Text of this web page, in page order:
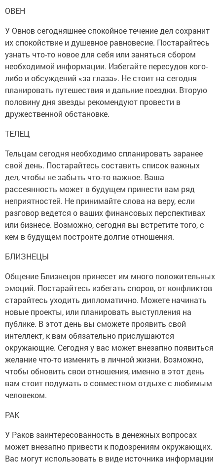
ОВЕН
У Овнов сегодняшнее спокойное течение дел сохранит
их спокойствие и душевное равновесие. Постарайтесь
узнать что-то новое для себя или заняться сбором
необходимой информации. Избегайте пересудов кого-
либо и обсуждений «за глаза». Не стоит на сегодня
планировать путешествия и дальние поездки. Вторую
половину дня звезды рекомендуют провести в
дружественной обстановке.
ТЕЛЕЦ
Тельцам сегодня необходимо спланировать заранее
свой день. Постарайтесь составить список важных
дел, чтобы не забыть что-то важное. Ваша
рассеянность может в будущем принести вам ряд
неприятностей. Не принимайте слова на веру, если
разговор ведется о ваших финансовых перспективах
или бизнесе. Возможно, сегодня вы встретите того, с
кем в будущем построите долгие отношения.
БЛИЗНЕЦЫ
Общение Близнецов принесет им много положительных
эмоций. Постарайтесь избегать споров, от конфликтов
старайтесь уходить дипломатично. Можете начинать
новые проекты, или планировать выступления на
публике. В этот день вы сможете проявить свой
интеллект, к вам обязательно прислушаются
окружающие. Сегодня у вас может внезапно появиться
желание что-то изменить в личной жизни. Возможно,
чтобы обновить свои отношения, именно в этот день
вам стоит подумать о совместном отдыхе с любимым
человеком.
РАК
У Раков заинтересованность в денежных вопросах
может внезапно привести к подозрениям окружающих.
Вас могут использовать в виде источника информации